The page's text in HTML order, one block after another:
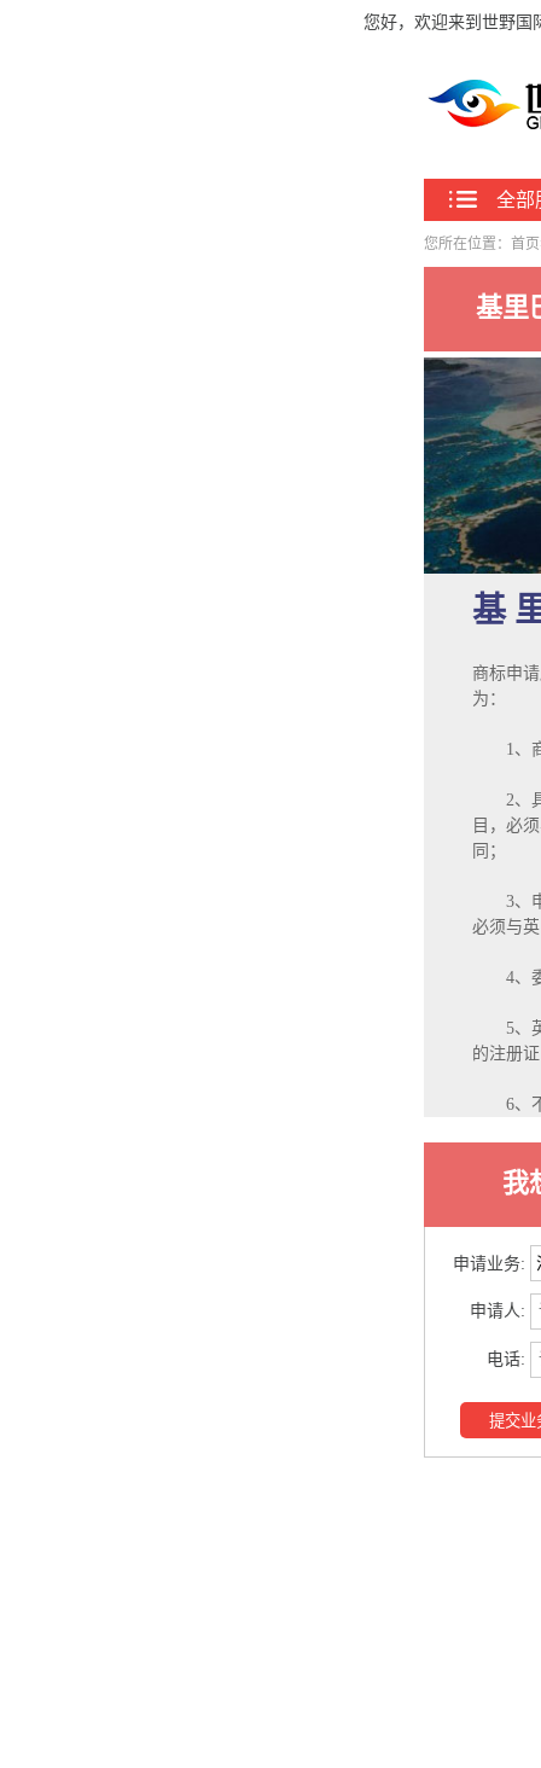
您好，欢迎来到世野国
全部
您所在位置： 首页
基里
基
商标申
为：
1、商
2、具
目，必
同；
3、申
必须与
4、委
5、英
的注册
6、不
我
申请业务:
申请人:
电话:
提交业